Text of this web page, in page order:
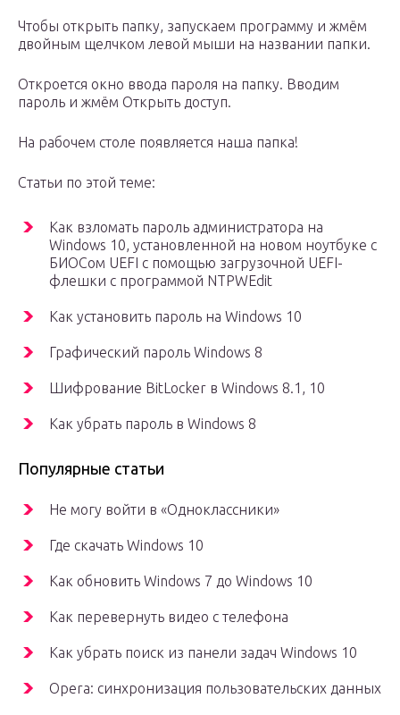
Чтобы открыть папку, запускаем программу и жмём
двойным щелчком левой мыши на названии папки.
Откроется окно ввода пароля на папку. Вводим
пароль и жмём Открыть доступ.
На рабочем столе появляется наша папка!
Статьи по этой теме:
Как взломать пароль администратора на
Windows 10, установленной на новом ноутбуке с
БИОСом UEFI с помощью загрузочной UEFI-
флешки с программой NTPWEdit
Как установить пароль на Windows 10
Графический пароль Windows 8
Шифрование BitLocker в Windows 8.1, 10
Как убрать пароль в Windows 8
Популярные статьи
Не могу войти в «Одноклассники»
Где скачать Windows 10
Как обновить Windows 7 до Windows 10
Как перевернуть видео с телефона
Как убрать поиск из панели задач Windows 10
Opera: синхронизация пользовательских данных